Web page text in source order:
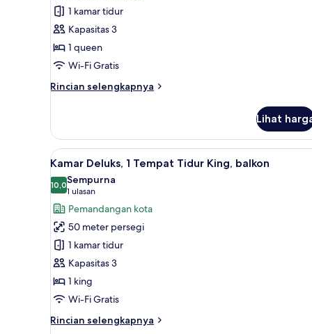
Tempat
Tidur
Queen,
pemandangan
kota
1 kamar tidur
Kapasitas 3
1 queen
Wi-Fi Gratis
Rincian selengkapnya
Rincian
Kamar
Deluks,
1
Tempat
Tidur
Queen,
pemandangan
kota
Lihat
Lihat
semua
foto
untuk
Kamar
Deluks,
Tempat
Tidur
King,
balkon
6
Kamar Deluks, 1 Tempat Tidur King, balkon
10,010,0 dari 10
Sempurna
1 ulasan
(1
ulasan)
Pemandangan kota
50 meter persegi
1 kamar tidur
Kapasitas 3
1 king
Wi-Fi Gratis
Rincian selengkapnya
Rincian